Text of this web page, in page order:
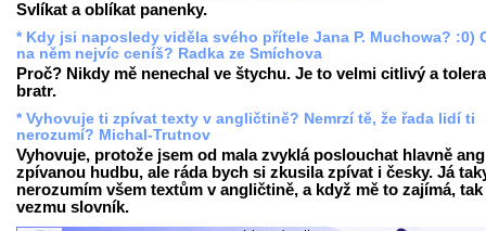
Svlíkat a oblíkat panenky.
* Kdy jsi naposledy viděla svého přítele Jana P. Muchowa? :0)
na něm nejvíc ceníš? Radka ze Smíchova
Proč? Nikdy mě nenechal ve štychu. Je to velmi citlivý a
bratr.
* Vyhovuje ti zpívat texty v angličtině? Nemrzí tě, že řada lidí ti
nerozumí? Michal-Trutnov
Vyhovuje, protože jsem od mala zvyklá poslouchat hlavně
zpívanou hudbu, ale ráda bych si zkusila zpívat i česky. Já
nerozumím všem textům v angličtině, a když mě to zajímá, tak
vezmu slovník.